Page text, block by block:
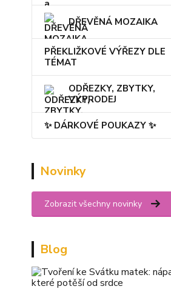
DŘEVĚNÁ MOZAIKA
PŘEKLIŽKOVÉ VÝŘEZY DLE
TÉMAT
ODŘEZKY, ZBYTKY,
VÝPRODEJ
✨ DÁRKOVÉ POUKAZY ✨
Novinky
Zobrazit všechny novinky
Blog